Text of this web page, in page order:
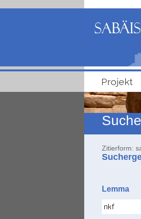
Projekt
Suche
Zitierform:
Lemma
nkf